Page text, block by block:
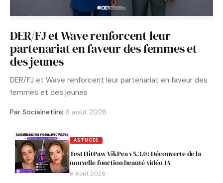
DER/FJ et Wave renforcent leur
partenariat en faveur des femmes et
des jeunes
DER/FJ et Wave renforcent leur partenariat en faveur des
femmes et des jeunes
Par Socialnetlink·6 août 2026
ASTUCES
Test HitPaw VikPea v5.3.0 : Découverte de la
nouvelle fonction beauté vidéo IA
6 Août 2026